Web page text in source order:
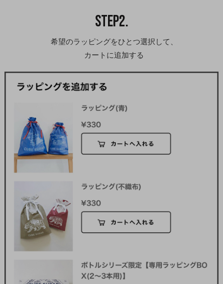
STEP2.
希望のラッピングをひとつ選択して、
カートに追加する